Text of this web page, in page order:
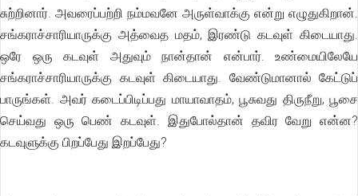
சுற்றினார். அவரைப்பற்றி நம்மவனே அருள்வாக்கு என்று எழுதுகிறான்.
சங்கராச்சாரியாருக்கு அத்வைத மதம், இரண்டு கடவுள் கிடையாது.
ஒரே ஒரு கடவுள் அதுவும் நான்தான் என்பார். உண்மையிலேயே
சங்கராச்சாரியாருக்கு கடவுள் கிடையாது. வேண்டுமானால் கேட்டுப்
பாருங்கள். அவர் கடைப்பிடிப்பது மாயாவாதம், பூசுவது திருநீறு, பூசை
செய்வது ஒரு பெண் கடவுள். இதுபோல்தான் தவிர வேறு என்ன?
கடவுளுக்கு பிறப்பேது இறப்பேது?